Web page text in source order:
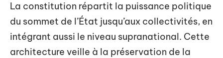
La constitution répartit la puissance politique
du sommet de l’État jusqu’aux collectivités, en
intégrant aussi le niveau supranational. Cette
architecture veille à la préservation de la